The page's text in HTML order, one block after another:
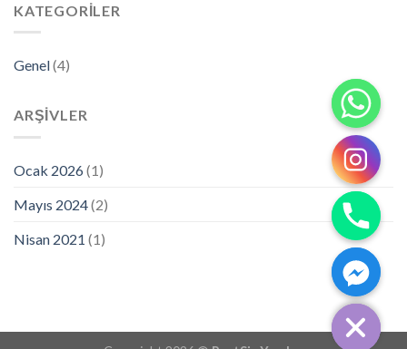
KATEGORILER
Genel(4)
ARŞIVLER
Ocak 2026(1)
Mayıs 2024(2)
Nisan 2021 (1)
HIDE
CHATY